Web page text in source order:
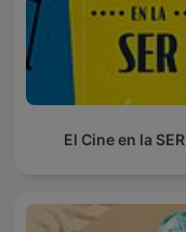
El Cine en la SER